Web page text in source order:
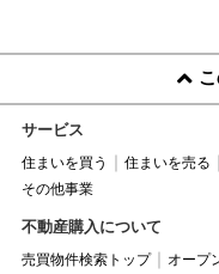
サービス
住まいを買う 住まいを売る
その他事業
不動産購入について
売買物件検索トップ オープ